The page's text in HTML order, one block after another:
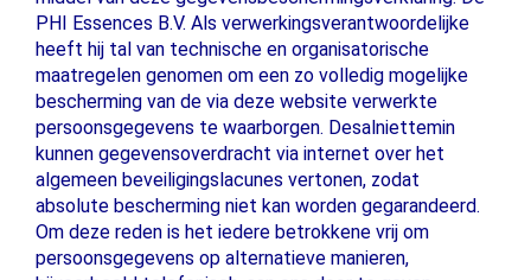
PHI Essences B.V. Als verwerkingsverantwoordelijke
heeft hij tal van technische en organisatorische
maatregelen genomen om een ​​zo volledig mogelijke
bescherming van de via deze website verwerkte
persoonsgegevens te waarborgen. Desalniettemin
kunnen gegevensoverdracht via internet over het
algemeen beveiligingslacunes vertonen, zodat
absolute bescherming niet kan worden gegarandeerd.
Om deze reden is het iedere betrokkene vrij om
persoonsgegevens op alternatieve manieren,